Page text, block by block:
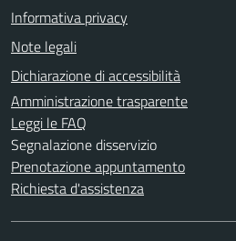
Informativa privacy
Note legali
Dichiarazione di accessibilità
Amministrazione trasparente
Leggi le FAQ
Segnalazione disservizio
Prenotazione appuntamento
Richiesta d'assistenza